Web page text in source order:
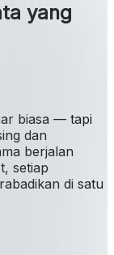
yang
biasa — tapi
dan
berjalan
setiap
di satu